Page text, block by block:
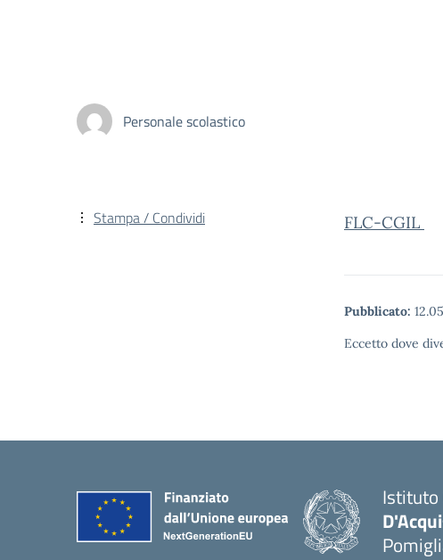
Personale scolastico
FLC-CGIL
Pubblicato:
Eccetto dove
Stampa / Condividi
Istituto